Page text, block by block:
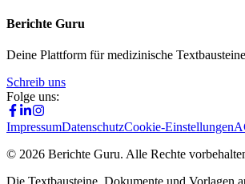
Berichte Guru
Deine Plattform für medizinische
Schreib uns
Folge uns:
ImpressumDatenschutzCookie-Einstellungen
© 2026 Berichte Guru. Alle Rechte